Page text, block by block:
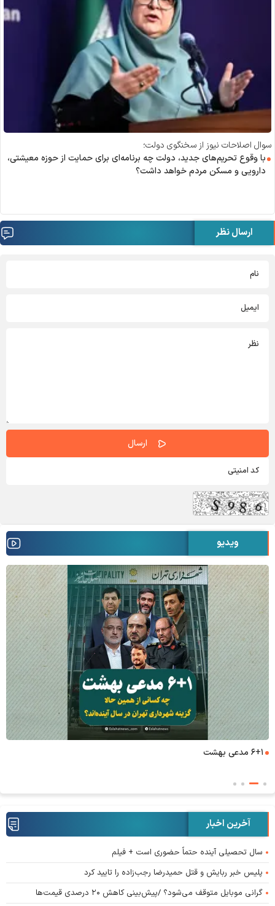
سوال اصلاحات نیوز از سخنگوی دولت؛
با وقوع تحریم‌های جدید، دولت چه برنامه‌ای برای حمایت از حوزه معیشتی،
دارویی و مسکن مردم خواهد داشت؟
ارسال نظر
ویدیو
۶+۱ مدعی بهشت
آخرین اخبار
سال تحصیلی آینده حتماً حضوری است + فیلم
پلیس خبر ربایش و قتل حمیدرضا رجب‌زاده را تایید کرد
گرانی موبایل متوقف می‌شود؟ /پیش‌بینی کاهش ۲۰ درصدی قیمت‌ها